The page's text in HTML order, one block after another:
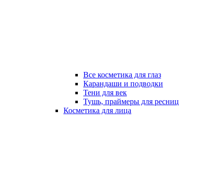
Все косметика для глаз
Карандаши и подводки
Тени для век
Тушь, праймеры для ресниц
Косметика для лица